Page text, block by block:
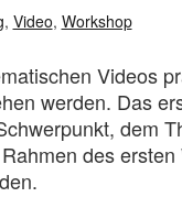
, Video, Workshop
Videos
werden. Das
dem
des ersten